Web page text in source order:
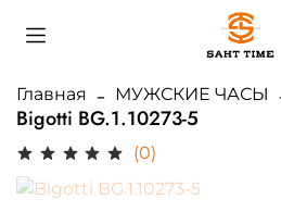
Главная МУЖСКИЕ ЧАСЫ
Bigotti BG.1.10273-5
(0)